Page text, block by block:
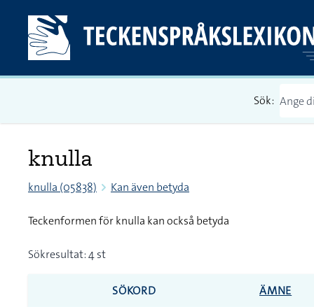
Sök:
knulla
knulla (05838) Kan även betyda
Teckenformen för knulla kan också betyda
Sökresultat: 4 st
SÖKORD ÄMNE